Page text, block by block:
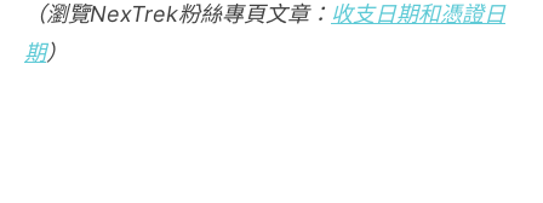
（瀏覽NexTrek粉絲專頁文章： 收支日期和憑證日
期）